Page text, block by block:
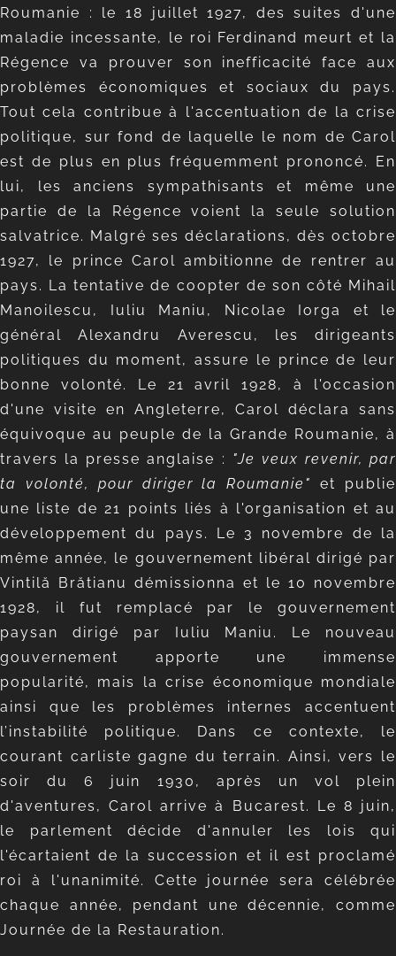
Roumanie : le 18 juillet 1927, des suites d'une
maladie incessante, le roi Ferdinand meurt et la
Régence va prouver son inefficacité face aux
problèmes économiques et sociaux du pays.
Tout cela contribue à l'accentuation de la crise
politique, sur fond de laquelle le nom de Carol
est de plus en plus fréquemment prononcé. En
lui, les anciens sympathisants et même une
partie de la Régence voient la seule solution
salvatrice. Malgré ses déclarations, dès octobre
1927, le prince Carol ambitionne de rentrer au
pays. La tentative de coopter de son côté Mihail
Manoilescu, Iuliu Maniu, Nicolae Iorga et le
général Alexandru Averescu, les dirigeants
politiques du moment, assure le prince de leur
bonne volonté. Le 21 avril 1928, à l'occasion
d'une visite en Angleterre, Carol déclara sans
équivoque au peuple de la Grande Roumanie, à
travers la presse anglaise :
"Je veux revenir, par
ta volonté, pour diriger la Roumanie"
et publie
une liste de 21 points liés à l'organisation et au
développement du pays. Le 3 novembre de la
même année, le gouvernement libéral dirigé par
Vintilă Brătianu démissionna et le 10 novembre
1928, il fut remplacé par le gouvernement
paysan dirigé par Iuliu Maniu. Le nouveau
gouvernement apporte une immense
popularité, mais la crise économique mondiale
ainsi que les problèmes internes accentuent
l’instabilité politique. Dans ce contexte, le
courant carliste gagne du terrain. Ainsi, vers le
soir du 6 juin 1930, après un vol plein
d'aventures, Carol arrive à Bucarest. Le 8 juin,
le parlement décide d'annuler les lois qui
l'écartaient de la succession et il est proclamé
roi à l'unanimité. Cette journée sera célébrée
chaque année, pendant une décennie, comme
Journée de la Restauration.